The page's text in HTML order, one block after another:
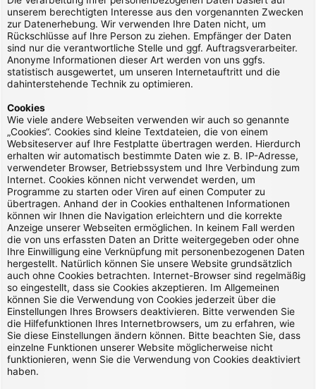
unserem berechtigten Interesse aus den vorgenannten Zwecken
zur Datenerhebung. Wir verwenden Ihre Daten nicht, um
Rückschlüsse auf Ihre Person zu ziehen. Empfänger der Daten
sind nur die verantwortliche Stelle und ggf. Auftragsverarbeiter.
Anonyme Informationen dieser Art werden von uns ggfs.
statistisch ausgewertet, um unseren Internetauftritt und die
dahinterstehende Technik zu optimieren.
Cookies
Wie viele andere Webseiten verwenden wir auch so genannte
„Cookies“. Cookies sind kleine Textdateien, die von einem
Websiteserver auf Ihre Festplatte übertragen werden. Hierdurch
erhalten wir automatisch bestimmte Daten wie z. B. IP-Adresse,
verwendeter Browser, Betriebssystem und Ihre Verbindung zum
Internet. Cookies können nicht verwendet werden, um
Programme zu starten oder Viren auf einen Computer zu
übertragen. Anhand der in Cookies enthaltenen Informationen
können wir Ihnen die Navigation erleichtern und die korrekte
Anzeige unserer Webseiten ermöglichen. In keinem Fall werden
die von uns erfassten Daten an Dritte weitergegeben oder ohne
Ihre Einwilligung eine Verknüpfung mit personenbezogenen Daten
hergestellt. Natürlich können Sie unsere Website grundsätzlich
auch ohne Cookies betrachten. Internet-Browser sind regelmäßig
so eingestellt, dass sie Cookies akzeptieren. Im Allgemeinen
können Sie die Verwendung von Cookies jederzeit über die
Einstellungen Ihres Browsers deaktivieren. Bitte verwenden Sie
die Hilfefunktionen Ihres Internetbrowsers, um zu erfahren, wie
Sie diese Einstellungen ändern können. Bitte beachten Sie, dass
einzelne Funktionen unserer Website möglicherweise nicht
funktionieren, wenn Sie die Verwendung von Cookies deaktiviert
haben.